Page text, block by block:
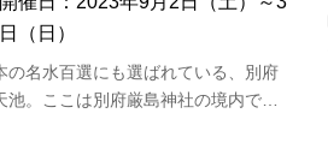
の名水百選にも選ばれている、別府
池。ここは別府厳島神社の境内でも
日（日）